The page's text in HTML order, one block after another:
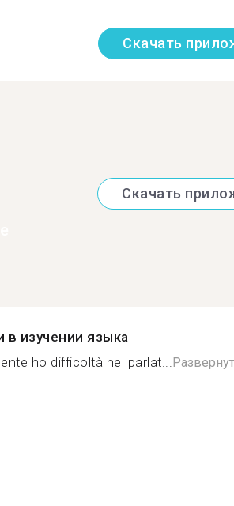
Скачать
Скачать
в изучении языка
ho difficoltà nel parlat...